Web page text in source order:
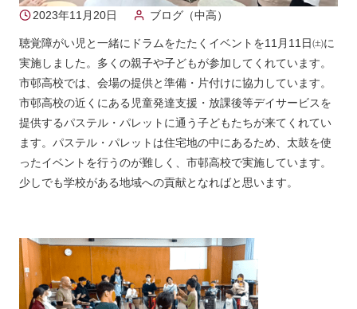
2023年11月20日 ブログ（中高）
聴覚障がい児と一緒にドラムをたたくイベントを11月11日㈯に
実施しました。多くの親子や子どもが参加してくれています。
市邨高校では、会場の提供と準備・片付けに協力しています。
市邨高校の近くにある児童発達支援・放課後等デイサービスを
提供するパステル・パレットに通う子どもたちが来てくれてい
ます。パステル・パレットは住宅地の中にあるため、太鼓を使
ったイベントを行うのが難しく、市邨高校で実施しています。
少しでも学校がある地域への貢献となればと思います。